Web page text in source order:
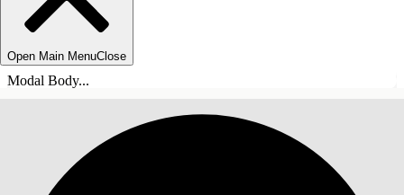
Open Main MenuClose
Modal Body...